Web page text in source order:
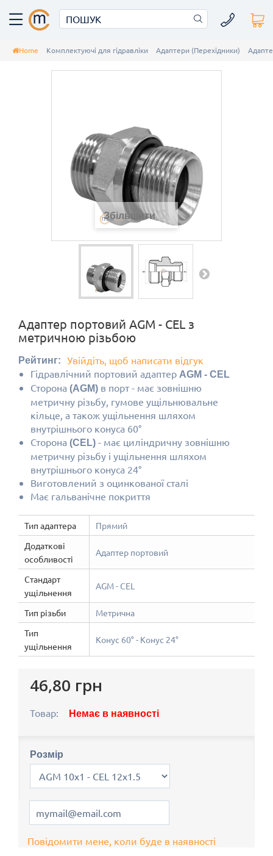
Home Комплектуючі для гідравліки Адаптери (Перехідники)
Збільшити
Адаптер портовий AGM - CEL з
метричною різьбою
Рейтинг:
Увійдіть, щоб написати відгук
Гідравлічний портовий адаптер AGM - CEL
Сторона (AGM) в порт - має зовнішню
метричну різьбу, гумове ущільнювальне
кільце, а також ущільнення шляхом
внутрішнього конуса 60°
Сторона (CEL) - має циліндричну зовнішню
метричну різьбу і ущільнення шляхом
внутрішнього конуса 24°
Виготовлений з оцинкованої сталі
Має гальванічне покриття
Тип адаптера
Прямий
Додаткові
особливості
Адаптер портовий
Стандарт
ущільнення
AGM - CEL
Тип різьби
Метрична
Тип
ущільнення
Конус 60° - Конус 24°
46,80 грн
Товар: Немає в наявності
Розмір
Повідомити мене, коли буде в наявності